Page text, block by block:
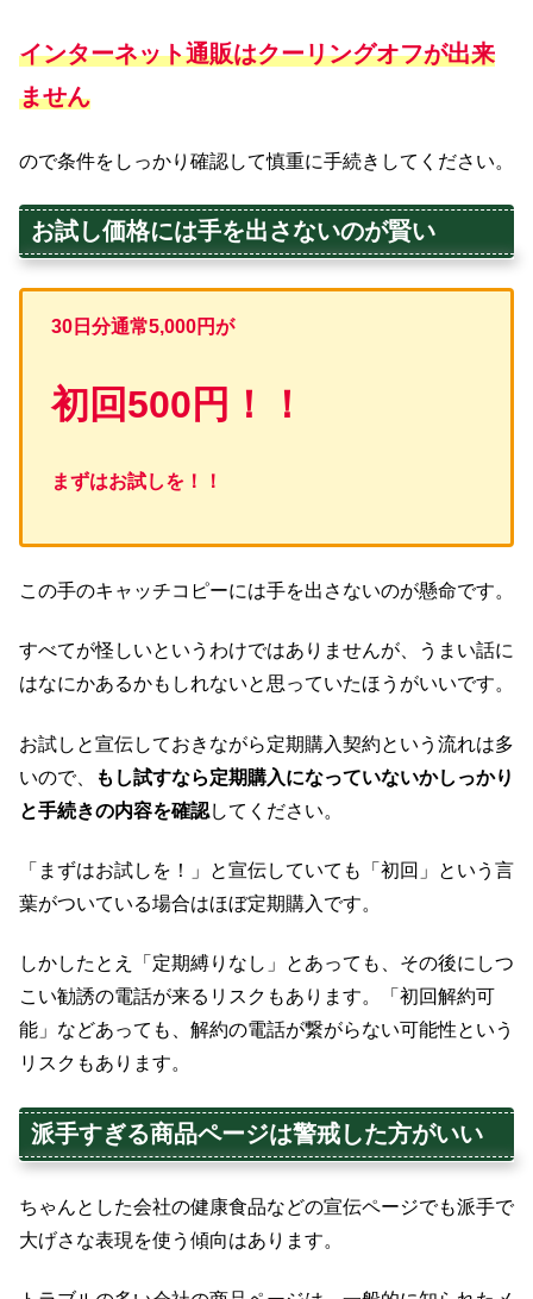
インターネット通販はクーリングオフが出来
ません
ので条件をしっかり確認して慎重に手続きしてください。
お試し価格には手を出さないのが賢い
30日分通常5,000円が
初回500円！！
まずはお試しを！！
この手のキャッチコピーには手を出さないのが懸命です。
すべてが怪しいというわけではありませんが、うまい話に
はなにかあるかもしれないと思っていたほうがいいです。
お試しと宣伝しておきながら定期購入契約という流れは多
いので、
もし試すなら定期購入になっていないかしっかり
と手続きの内容を確認してください。
「まずはお試しを！」と宣伝していても「初回」という言
葉がついている場合はほぼ定期購入です。
しかしたとえ「定期縛りなし」とあっても、その後にしつ
こい勧誘の電話が来るリスクもあります。「初回解約可
能」などあっても、解約の電話が繋がらない可能性という
リスクもあります。
派手すぎる商品ページは警戒した方がいい
ちゃんとした会社の健康食品などの宣伝ページでも派手で
大げさな表現を使う傾向はあります。